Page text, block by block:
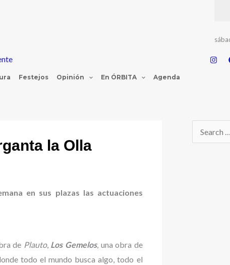
Festejos Opinión En ÓRBITA Agenda
la Olla
en sus plazas las actuaciones
de Plauto,Los Gemelos, una obra de
todo el mundo busca algo, todo el